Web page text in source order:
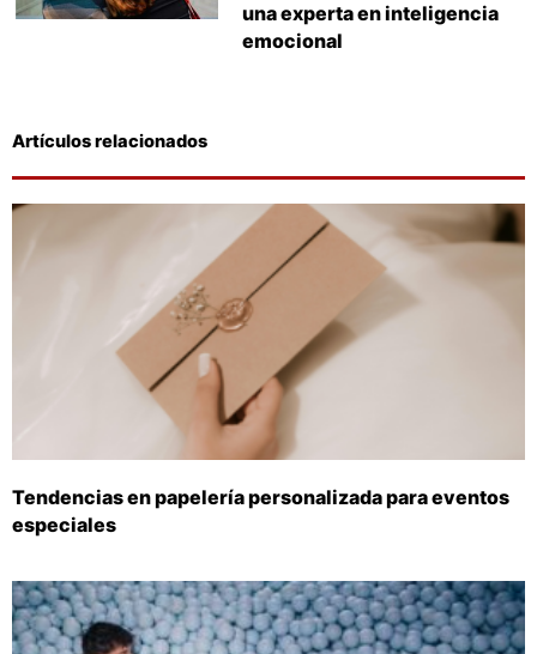
una experta en inteligencia
emocional
Artículos relacionados
Tendencias en papelería personalizada para eventos
especiales